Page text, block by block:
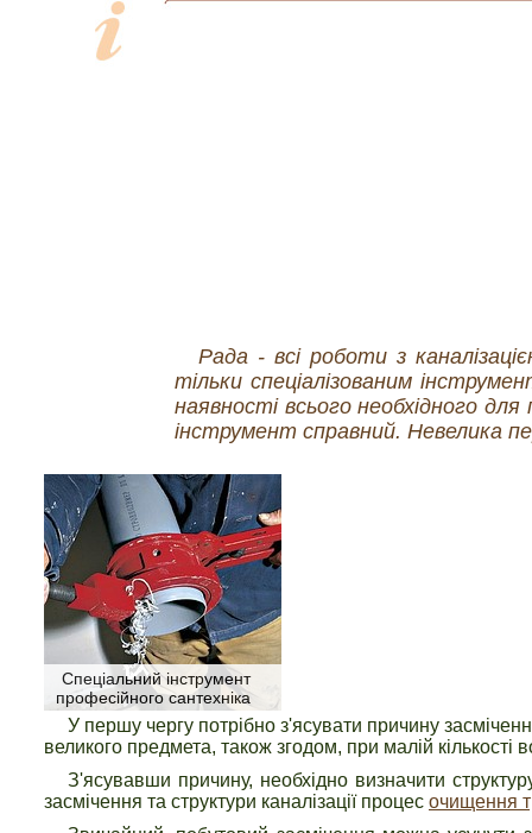
Рада - всі роботи з
тільки спеціалізованим
наявності всього необхідного
інструмент справний. Невелика
Спеціальний інструмент
професійного сантехніка
У першу чергу потрібно з'ясувати причину
великого предмета, також згодом, при малій
З'ясувавши причину, необхідно визначити
засмічення та структури каналізації процес очищення